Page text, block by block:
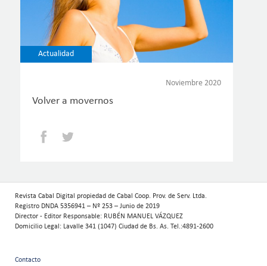
Actualidad
Noviembre 2020
Volver a movernos
Facebook
Revista Cabal Digital propiedad de Cabal Coop. Prov. de Serv. Ltda.
Registro DNDA 5356941 – Nº 253 – Junio de 2019
Director - Editor Responsable: RUBÉN MANUEL VÁZQUEZ
Domicilio Legal: Lavalle 341 (1047) Ciudad de Bs. As. Tel.:4891-2600
Contacto